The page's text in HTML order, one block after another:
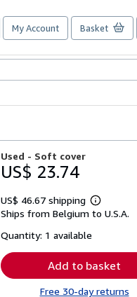
My Account Basket
Used - Soft cover
US$ 23.74
US$ 46.67 shipping
Learn
more
Ships from Belgium to U.S.A.
Quantity: 1 available
Add to basket
Free 30-day returns